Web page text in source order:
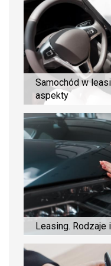
Samochód w
aspekty
Leasing. Rodzaje